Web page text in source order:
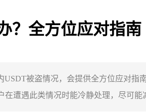
？全方位应对指南
被盗情况，会提供全方位应对
遭遇此类情况时能冷静处理，尽可能